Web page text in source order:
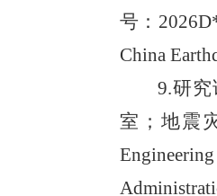
号：
China
9.研
室；地震